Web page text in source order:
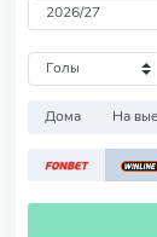
Дома На